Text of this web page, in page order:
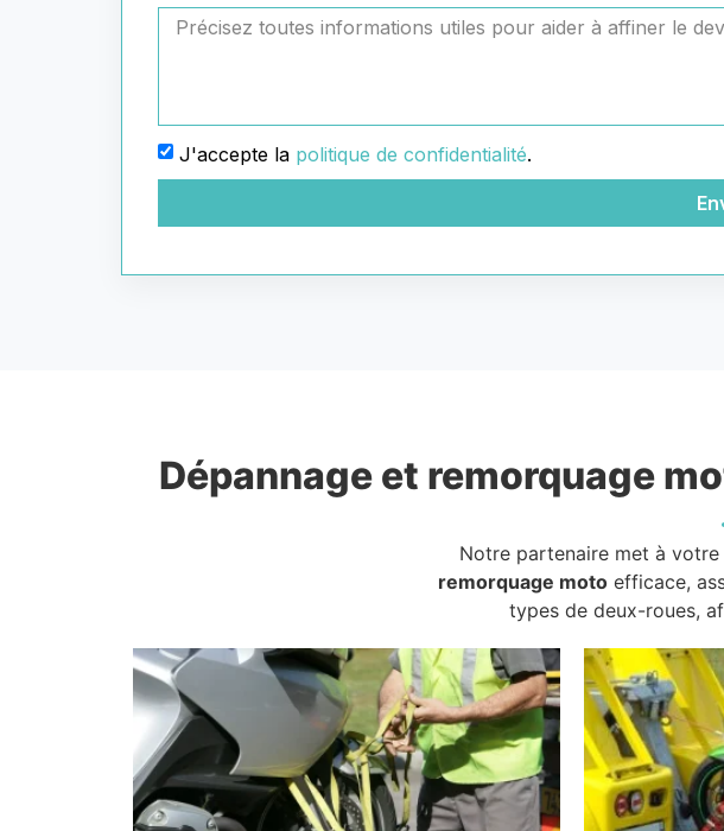
J'accepte la politique de confidentialité.
Dépannage et remorquage
Notre partenaire met à
remorquage motoefficace,
types de deux-roues,